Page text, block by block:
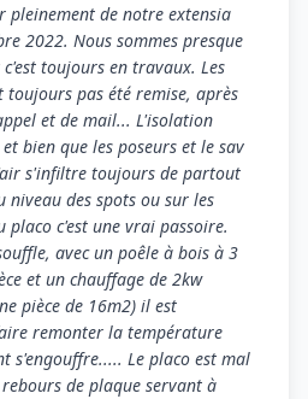
de notre extensia
2022. Nous sommes presque
toujours en travaux. Les
toujours pas été remise, après
et de mail... L'isolation
bien que les poseurs et le sav
s'infiltre toujours de partout
niveau des spots ou sur les
placo c'est une vrai passoire.
avec un poêle à bois à 3
et un chauffage de 2kw
pièce de 16m2) il est
remonter la température
s'engouffre..... Le placo est mal
de plaque servant à